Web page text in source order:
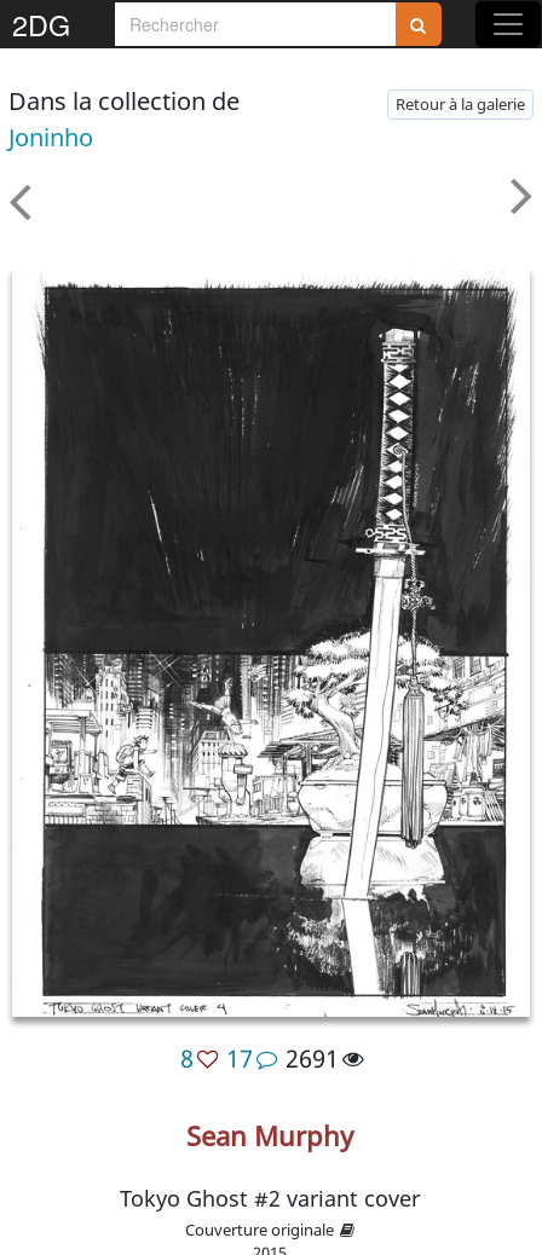
2DG
Dans la collection de
Joninho
Retour à la galerie
8 17 2691
Sean Murphy
Tokyo Ghost #2 variant cover
Couverture originale